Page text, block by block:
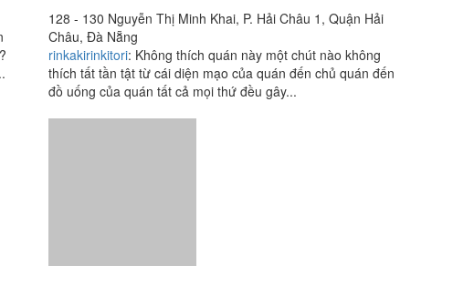
rinkakirinkitori:Không thích quán này một chút nào không
thích tất tần tật từ cái diện mạo của quán đến chủ quán đến
đồ uống của quán tất cả mọi thứ đều gây...